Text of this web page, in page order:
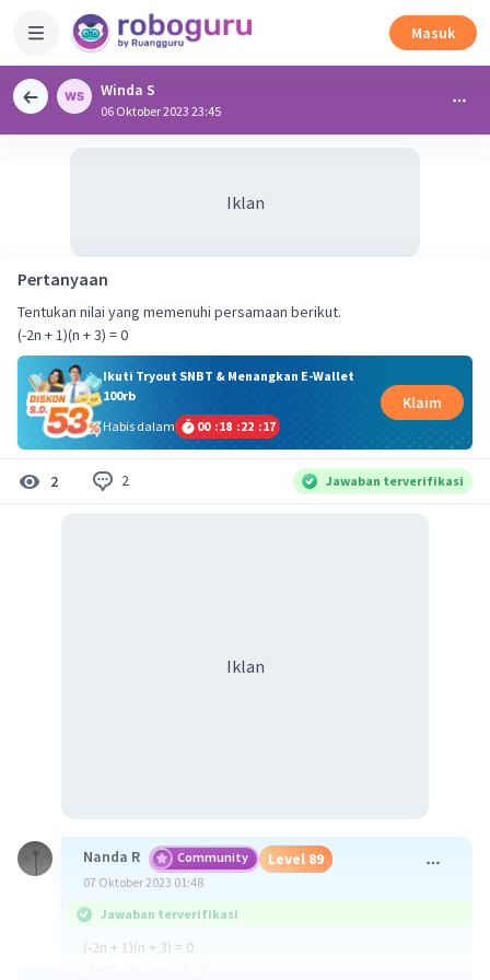
Masuk
Winda S
06 Oktober 2023 23:45
Iklan
Pertanyaan
Tentukan nilai yang memenuhi persamaan berikut.
(-2n + 1)(n + 3) = 0
Ikuti Tryout SNBT & Menangkan E-Wallet
100rb
Habis dalam
00 :18 :22 :17
Klaim
2 2 Jawaban terverifikasi
Iklan
Nanda R Community Level 89
07 Oktober 2023 01:48
Jawaban terverifikasi
(-2n + 1)(n + 3) = 0